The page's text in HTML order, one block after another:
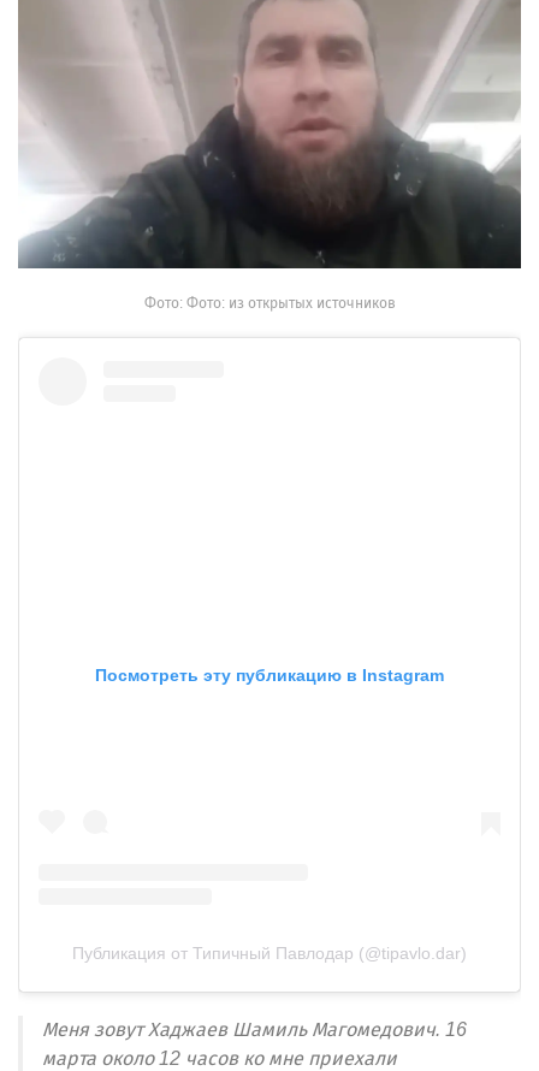
Фото: Фото: из открытых источников
Посмотреть эту публикацию в Instagram
Публикация от Типичный Павлодар (@tipavlo.dar)
Меня зовут Хаджаев Шамиль Магомедович. 16
марта около 12 часов ко мне приехали